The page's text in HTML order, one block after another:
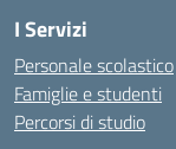
I Servizi
Personale scolastico
Famiglie e studenti
Percorsi di studio